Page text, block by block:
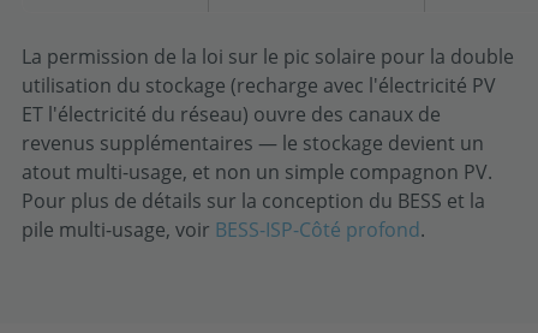
La permission de la loi sur le pic solaire pour la double
utilisation du stockage (recharge avec l'électricité PV
ET l'électricité du réseau) ouvre des canaux de
revenus supplémentaires — le stockage devient un
atout multi-usage, et non un simple compagnon PV.
Pour plus de détails sur la conception du BESS et la
pile multi-usage, voir BESS-ISP-Côté profond.